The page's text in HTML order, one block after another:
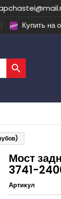
| Купить на

Мост
3741-
Артикул